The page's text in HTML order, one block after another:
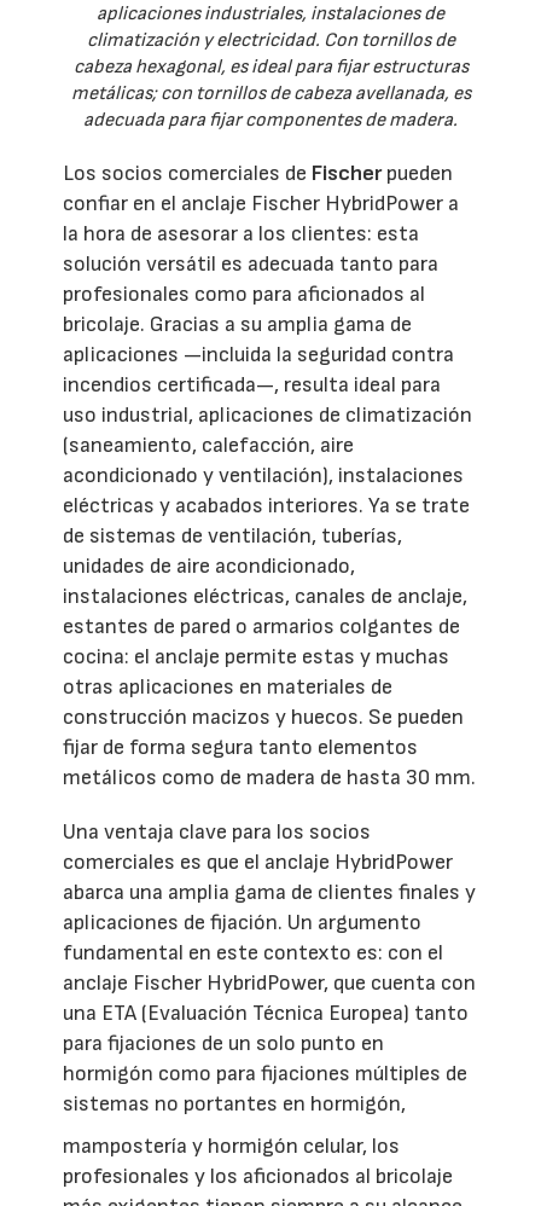
aplicaciones industriales, instalaciones de
climatización y electricidad. Con tornillos de
cabeza hexagonal, es ideal para fijar estructuras
metálicas; con tornillos de cabeza avellanada, es
adecuada para fijar componentes de madera.
Los socios comerciales de Fischerpueden
confiar en el anclaje Fischer HybridPower a
la hora de asesorar a los clientes: esta
solución versátil es adecuada tanto para
profesionales como para aficionados al
bricolaje. Gracias a su amplia gama de
aplicaciones —incluida la seguridad contra
incendios certificada—, resulta ideal para
uso industrial, aplicaciones de climatización
(saneamiento, calefacción, aire
acondicionado y ventilación), instalaciones
eléctricas y acabados interiores. Ya se trate
de sistemas de ventilación, tuberías,
unidades de aire acondicionado,
instalaciones eléctricas, canales de anclaje,
estantes de pared o armarios colgantes de
cocina: el anclaje permite estas y muchas
otras aplicaciones en materiales de
construcción macizos y huecos. Se pueden
fijar de forma segura tanto elementos
metálicos como de madera de hasta 30 mm.
Una ventaja clave para los socios
comerciales es que el anclaje HybridPower
abarca una amplia gama de clientes finales y
aplicaciones de fijación. Un argumento
fundamental en este contexto es: con el
anclaje Fischer HybridPower, que cuenta con
una ETA (Evaluación Técnica Europea) tanto
para fijaciones de un solo punto en
hormigón como para fijaciones múltiples de
sistemas no portantes en hormigón,
mampostería y hormigón celular, los
profesionales y los aficionados al bricolaje